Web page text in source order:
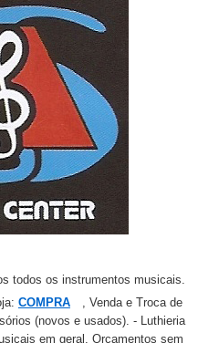
todos os instrumentos musicais.
COMPRA
, Venda e Troca de
(novos e usados). - Luthieria
em geral. Orçamentos sem